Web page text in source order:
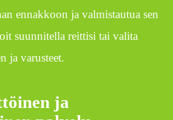
ennakkoon ja valmistautua sen
suunnitella reittisi tai valita
ja varusteet.
ja